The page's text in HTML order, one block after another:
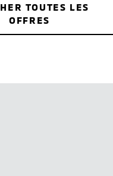
TOUTES LES
OFFRES